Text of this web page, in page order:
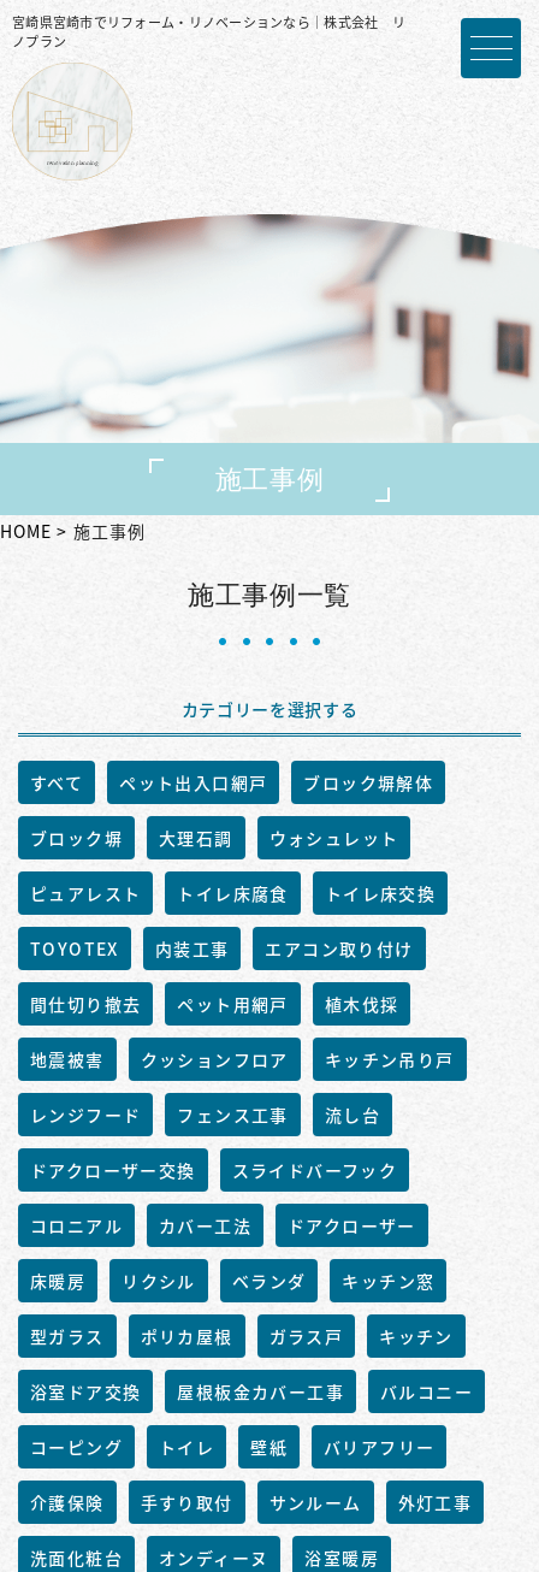
宮崎県宮崎市でリフォーム・リノベーションなら｜株式会社 リ
ノプラン
施工事例
HOME 施工事例
施工事例一覧
カテゴリーを選択する
すべて ペット出入口網戸 ブロック塀解体
ブロック塀 大理石調 ウォシュレット
ピュアレスト トイレ床腐食 トイレ床交換
TOYOTEX 内装工事 エアコン取り付け
間仕切り撤去 ペット用網戸 植木伐採
地震被害 クッションフロア キッチン吊り戸
レンジフード フェンス工事 流し台
ドアクローザー交換 スライドバーフック
コロニアル カバー工法 ドアクローザー
床暖房 リクシル ベランダ キッチン窓
型ガラス ポリカ屋根 ガラス戸 キッチン
浴室ドア交換 屋根板金カバー工事 バルコニー
コーピング トイレ 壁紙 バリアフリー
介護保険 手すり取付 サンルーム 外灯工事
洗面化粧台 オンディーヌ 浴室暖房